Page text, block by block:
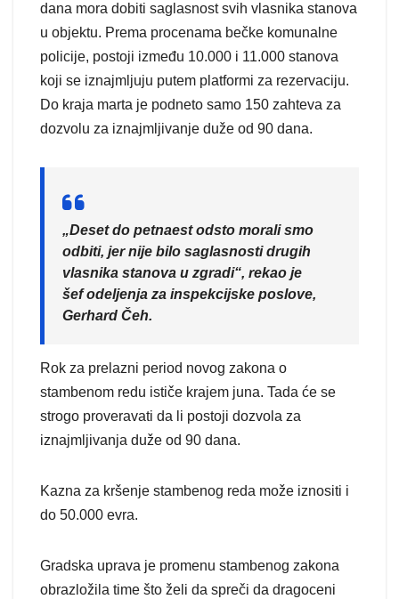
dana mora dobiti saglasnost svih vlasnika stanova
u objektu. Prema procenama bečke komunalne
policije, postoji između 10.000 i 11.000 stanova
koji se iznajmljuju putem platformi za rezervaciju.
Do kraja marta je podneto samo 150 zahteva za
dozvolu za iznajmljivanje duže od 90 dana.
„Deset do petnaest odsto morali smo
odbiti, jer nije bilo saglasnosti drugih
vlasnika stanova u zgradi“, rekao je
šef odeljenja za inspekcijske poslove,
Gerhard Čeh.
Rok za prelazni period novog zakona o
stambenom redu ističe krajem juna. Tada će se
strogo proveravati da li postoji dozvola za
iznajmljivanja duže od 90 dana.
Kazna za kršenje stambenog reda može iznositi i
do 50.000 evra.
Gradska uprava je promenu stambenog zakona
obrazložila time što želi da spreči da dragoceni